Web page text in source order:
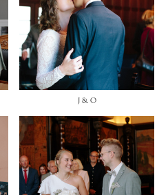
J & O